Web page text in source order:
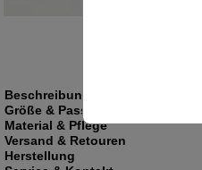
Beschreibung
Größe & Passform
Material & Pflege
Versand & Retouren
Herstellung